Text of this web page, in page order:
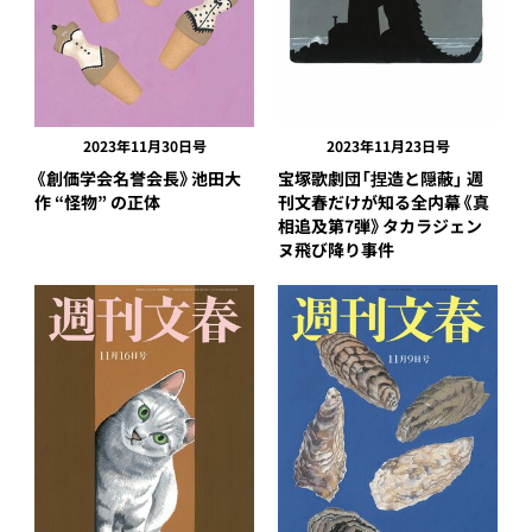
2023年11月30日号
《創価学会名誉会長》池田大
作 “怪物” の正体
2023年11月23日号
宝塚歌劇団「捏造と隠蔽」 週
刊文春だけが知る全内幕《真
相追及第7弾》タカラジェン
ヌ飛び降り事件